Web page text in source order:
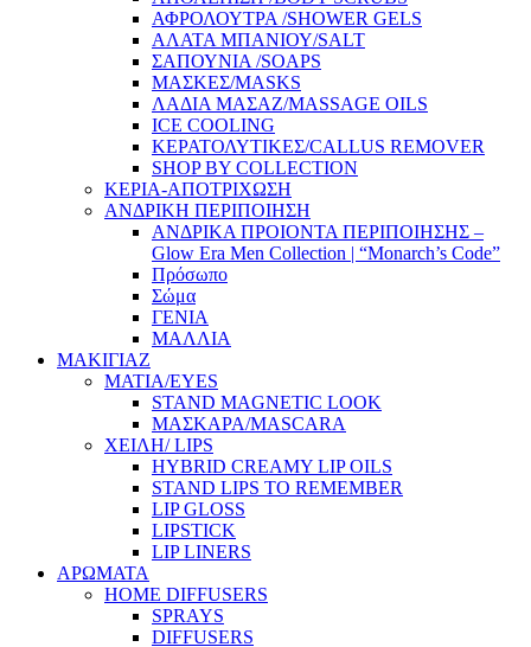
ΑΦΡΟΛΟΥΤΡΑ /SHOWER GELS
ΑΛΑΤΑ ΜΠΑΝΙΟΥ/SALT
ΣΑΠΟΥΝΙΑ /SOAPS
ΜΑΣΚΕΣ/MASKS
ΛΑΔΙΑ ΜΑΣΑΖ/MASSAGE OILS
ICE COOLING
ΚΕΡΑΤΟΛΥΤΙΚΕΣ/CALLUS REMOVER
SHOP BY COLLECTION
ΚΕΡΙΑ-ΑΠΟΤΡΙΧΩΣΗ
ΑΝΔΡΙΚΗ ΠΕΡΙΠΟΙΗΣΗ
ΑΝΔΡΙΚΑ ΠΡΟΙΟΝΤΑ ΠΕΡΙΠΟΙΗΣΗΣ –
Glow Era Men Collection | “Monarch’s Code”
Πρόσωπο
Σώμα
ΓΕΝΙΑ
ΜΑΛΛΙΑ
ΜΑΚΙΓΙΑΖ
ΜΑΤΙΑ/EYES
STAND MAGNETIC LOOK
ΜΑΣΚΑΡΑ/MASCARA
ΧΕΙΛΗ/ LIPS
HYBRID CREAMY LIP OILS
STAND LIPS TO REMEMBER
LIP GLOSS
LIPSTICK
LIP LINERS
ΑΡΩΜΑΤΑ
HOME DIFFUSERS
SPRAYS
DIFFUSERS